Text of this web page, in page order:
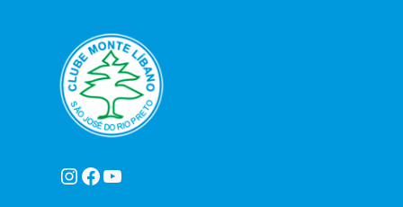
Instagram
Facebook
Youtube